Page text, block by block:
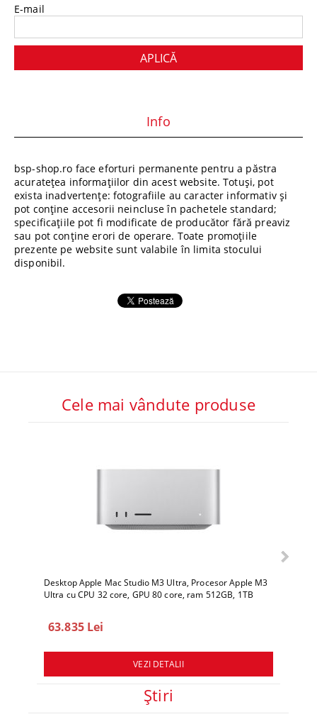
E-mail
Info
bsp-shop.ro face eforturi permanente pentru a păstra
acuratețea informațiilor din acest website. Totuși, pot
exista inadvertențe: fotografiile au caracter informativ și
pot conține accesorii neincluse în pachetele standard;
specificațiile pot fi modificate de producător fără preaviz
sau pot conține erori de operare. Toate promoțiile
prezente pe website sunt valabile în limita stocului
disponibil.
Cele mai vândute produse
Desktop Apple Mac Studio M3 Ultra, Procesor Apple M3
Ultra cu CPU 32 core, GPU 80 core, ram 512GB, 1TB
63.835 Lei
VEZI DETALII
Ştiri